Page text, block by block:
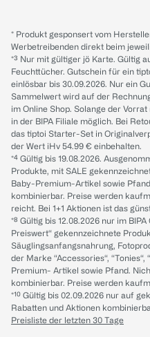
* Produkt gesponsert vom
Werbetreibenden direkt beim
*³ Nur mit gültiger jö Karte. Gültig
Feuchttücher. Gutschein für ein
einlösbar bis 30.09.2026. Nur ein
Sammelwert wird auf der
im Online Shop. Solange der
in der BIPA Filiale möglich. Bei
das tiptoi Starter-Set in
der Wert iHv 54.99 € einbehalten.
*⁴ Gültig bis 19.08.2026.
Produkte, mit SALE
Baby-Premium-Artikel sowie
kombinierbar. Preise werden
reicht. Bei 1+1 Aktionen ist das
*⁸ Gültig bis 12.08.2026 nur im
Preiswert“ gekennzeichnete
Säuglingsanfangsnahrung,
der Marke “Accessories“,
Premium- Artikel sowie Pfand.
kombinierbar. Preise werden
*¹⁰ Gültig bis 02.09.2026 nur auf
Rabatten und Aktionen
Preisliste der letzten 30 Tage